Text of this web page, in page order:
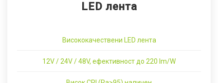
LED лента
Висококачествени LED лента
12V / 24V / 48V, ефективност до 220 lm/W